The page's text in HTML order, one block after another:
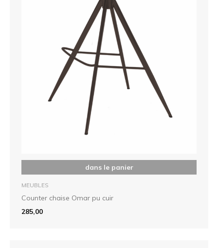
dans le panier
MEUBLES
Counter chaise Omar pu cuir
285,00